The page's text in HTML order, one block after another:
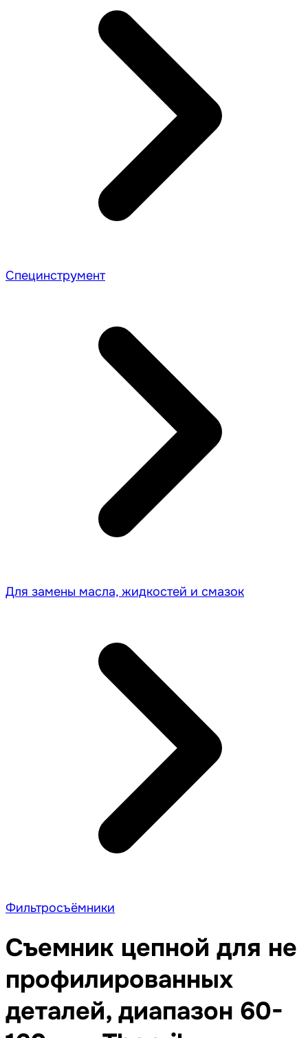
Специнструмент
Для замены масла, жидкостей и смазок
Фильтросъёмники
Съемник цепной для не
профилированных
деталей, диапазон 60-